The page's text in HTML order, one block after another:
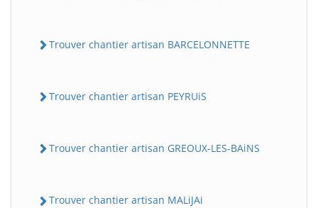
Trouver chantier artisan BARCELONNETTE
Trouver chantier artisan PEYRUiS
Trouver chantier artisan GREOUX-LES-BAiNS
Trouver chantier artisan MALiJAi